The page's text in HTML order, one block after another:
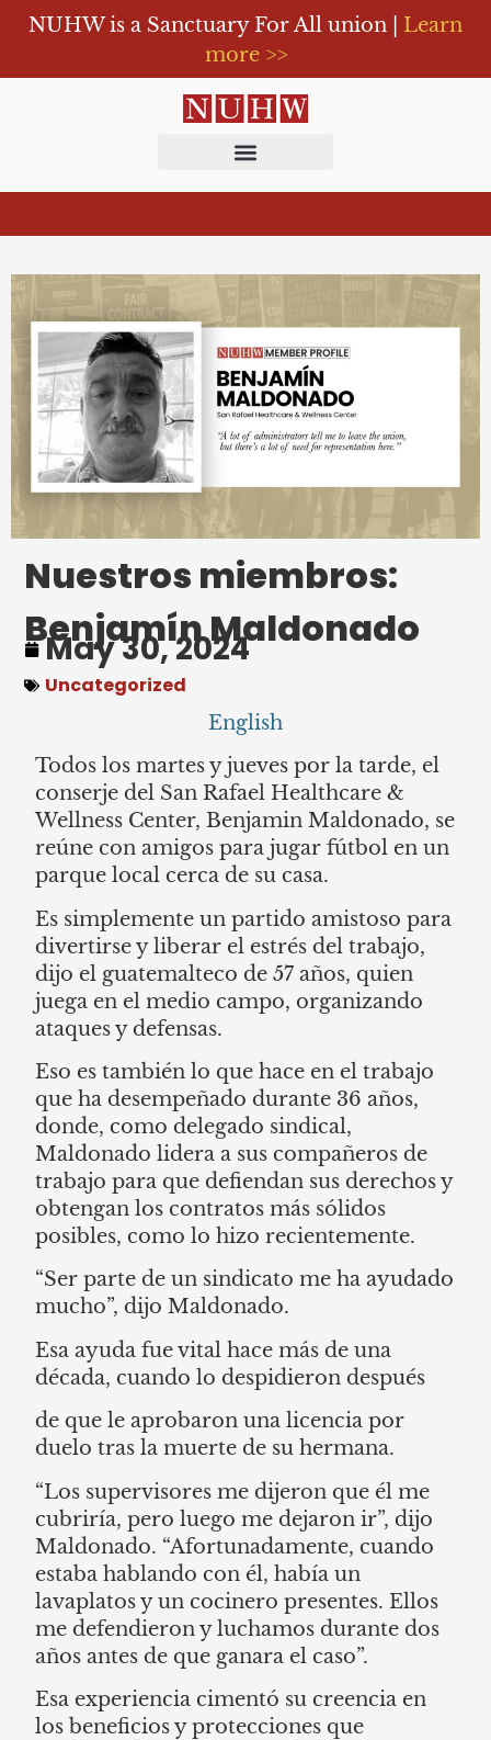
NUHW is a Sanctuary For All union | Learn
more >>
Nuestros miembros:
Benjamín Maldonado
May 30, 2024
Uncategorized
English
Todos los martes y jueves por la tarde, el
conserje del San Rafael Healthcare &
Wellness Center, Benjamin Maldonado, se
reúne con amigos para jugar fútbol en un
parque local cerca de su casa.
Es simplemente un partido amistoso para
divertirse y liberar el estrés del trabajo,
dijo el guatemalteco de 57 años, quien
juega en el medio campo, organizando
ataques y defensas.
Eso es también lo que hace en el trabajo
que ha desempeñado durante 36 años,
donde, como delegado sindical,
Maldonado lidera a sus compañeros de
trabajo para que defiendan sus derechos y
obtengan los contratos más sólidos
posibles, como lo hizo recientemente.
“Ser parte de un sindicato me ha ayudado
mucho”, dijo Maldonado.
Esa ayuda fue vital hace más de una
década, cuando lo despidieron después
de que le aprobaron una licencia por
duelo tras la muerte de su hermana.
“Los supervisores me dijeron que él me
cubriría, pero luego me dejaron ir”, dijo
Maldonado. “Afortunadamente, cuando
estaba hablando con él, había un
lavaplatos y un cocinero presentes. Ellos
me defendieron y luchamos durante dos
años antes de que ganara el caso”.
Esa experiencia cimentó su creencia en
los beneficios y protecciones que